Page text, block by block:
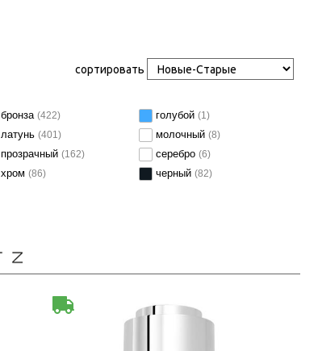
сортировать
бронза(422) голубой(1)
латунь(401) молочный(8)
прозрачный(162) серебро(6)
хром(86) черный(82)